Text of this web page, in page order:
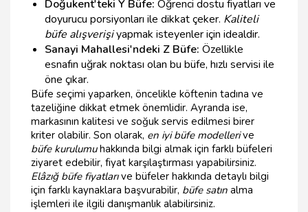
Doğukent'teki Y Büfe: Öğrenci dostu fiyatları ve
doyurucu porsiyonları ile dikkat çeker. Kaliteli
büfe alışverişiyapmak isteyenler için idealdir.
Sanayi Mahallesi'ndeki Z Büfe: Özellikle
esnafın uğrak noktası olan bu büfe, hızlı servisi ile
öne çıkar.
Büfe seçimi yaparken, öncelikle köftenin tadına ve
tazeliğine dikkat etmek önemlidir. Ayranda ise,
markasının kalitesi ve soğuk servis edilmesi birer
kriter olabilir. Son olarak, en iyi büfe modellerive
büfe kurulumuhakkında bilgi almak için farklı büfeleri
ziyaret edebilir, fiyat karşılaştırması yapabilirsiniz.
Elâzığ büfe fiyatlarıve büfeler hakkında detaylı bilgi
için farklı kaynaklara başvurabilir, büfe satın alma
işlemleri ile ilgili danışmanlık alabilirsiniz.